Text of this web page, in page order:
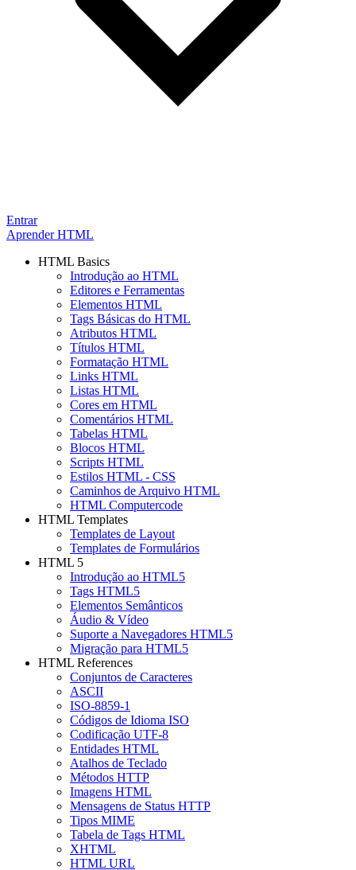
Entrar
Aprender HTML
HTML Basics
Introdução ao HTML
Editores e Ferramentas
Elementos HTML
Tags Básicas do HTML
Atributos HTML
Títulos HTML
Formatação HTML
Links HTML
Listas HTML
Cores em HTML
Comentários HTML
Tabelas HTML
Blocos HTML
Scripts HTML
Estilos HTML - CSS
Caminhos de Arquivo HTML
HTML Computercode
HTML Templates
Templates de Layout
Templates de Formulários
HTML 5
Introdução ao HTML5
Tags HTML5
Elementos Semânticos
Áudio & Vídeo
Suporte a Navegadores HTML5
Migração para HTML5
HTML References
Conjuntos de Caracteres
ASCII
ISO-8859-1
Códigos de Idioma ISO
Codificação UTF-8
Entidades HTML
Atalhos de Teclado
Métodos HTTP
Imagens HTML
Mensagens de Status HTTP
Tipos MIME
Tabela de Tags HTML
XHTML
HTML URL